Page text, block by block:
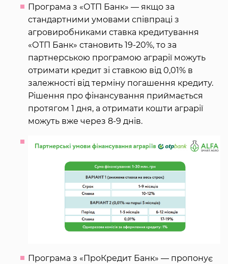
Програма з «ОТП Банк» — якщо за
стандартними умовами співпраці з
агровиробниками ставка кредитування
«ОТП Банк» становить 19-20%, то за
партнерською програмою аграрії можуть
отримати кредит зі ставкою від 0,01% в
залежності від терміну погашення кредиту.
Рішення про фінансування приймається
протягом 1 дня, а отримати кошти аграрії
можуть вже через 8-9 днів.
Програма з «ПроКредит Банк» — пропонує